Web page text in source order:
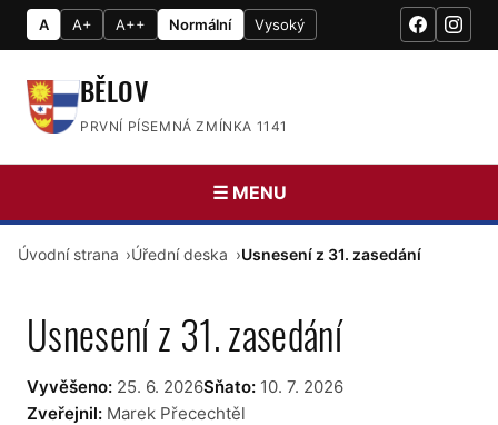
A A+ A++ Normální Vysoký
BĚLOV
PRVNÍ PÍSEMNÁ ZMÍNKA 1141
☰ MENU
Úvodní strana Úřední deska Usnesení z 31. zasedání
Usnesení z 31. zasedání
Vyvěšeno: 25. 6. 2026Sňato: 10. 7. 2026
Zveřejnil: Marek Přecechtěl